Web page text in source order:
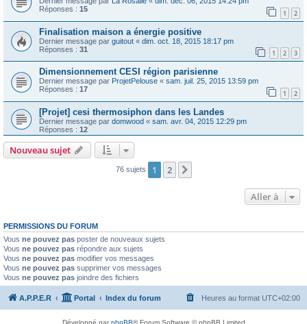
Réponses : 15 1 2
Finalisation maison a énergie positive
Dernier message par guitout « dim. oct. 18, 2015 18:17 pm
Réponses : 31 1 2 3
Dimensionnement CESI région parisienne
Dernier message par ProjetPelouse « sam. juil. 25, 2015 13:59 pm
Réponses : 17 1 2
[Projet] cesi thermosiphon dans les Landes
Dernier message par domwood « sam. avr. 04, 2015 12:29 pm
Réponses : 12
Nouveau sujet
76 sujets 1 2
Aller à
PERMISSIONS DU FORUM
Vous ne pouvez pas poster de nouveaux sujets
Vous ne pouvez pas répondre aux sujets
Vous ne pouvez pas modifier vos messages
Vous ne pouvez pas supprimer vos messages
Vous ne pouvez pas joindre des fichiers
A.P.P.E.R Portal Index du forum Heures au format UTC+02:00